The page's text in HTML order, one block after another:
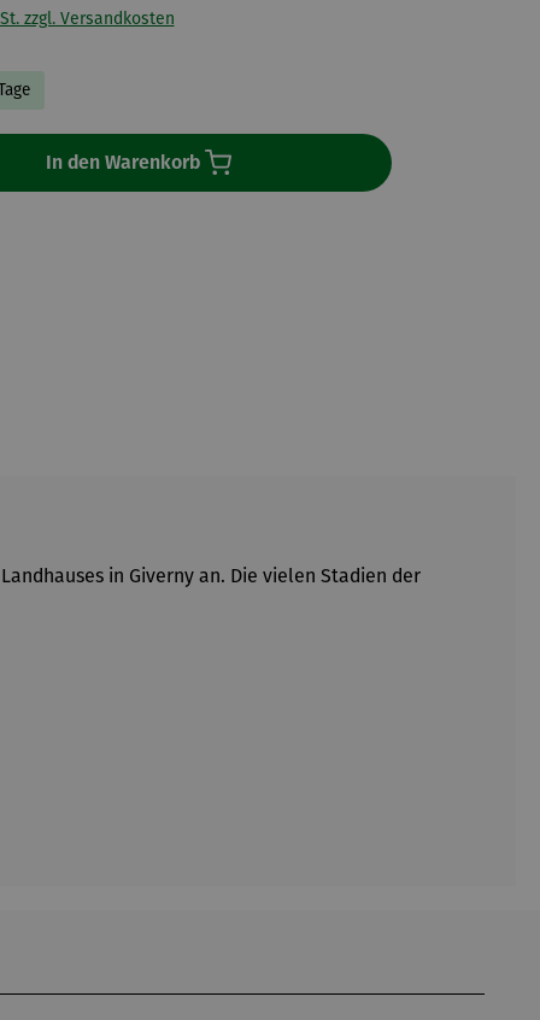
zzgl. Versandkosten
In den Warenkorb
in Giverny an. Die vielen Stadien der